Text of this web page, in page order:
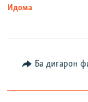
Идома
Ба дигарон